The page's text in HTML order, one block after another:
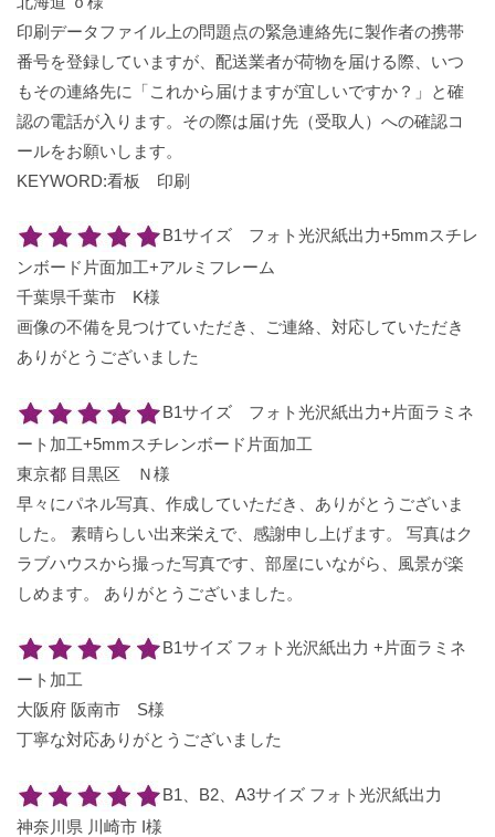
印刷データファイル上の問題点の緊急連絡先に製作者の携帯
番号を登録していますが、配送業者が荷物を届ける際、いつ
もその連絡先に「これから届けますが宜しいですか？」と確
認の電話が入ります。その際は届け先（受取人）への確認コ
ールをお願いします。
KEYWORD:看板 印刷
B1サイズ フォト光沢紙出力+5mmスチレ
ンボード片面加工+アルミフレーム
千葉県千葉市 K様
画像の不備を見つけていただき、ご連絡、対応していただき
ありがとうございました
B1サイズ フォト光沢紙出力+片面ラミネ
ート加工+5mmスチレンボード片面加工
東京都 目黒区 Ｎ様
早々にパネル写真、作成していただき、ありがとうございま
した。 素晴らしい出来栄えで、感謝申し上げます。 写真はク
ラブハウスから撮った写真です、部屋にいながら、風景が楽
しめます。 ありがとうございました。
B1サイズ フォト光沢紙出力 +片面ラミネ
ート加工
大阪府 阪南市 S様
丁寧な対応ありがとうございました
B1、B2、A3サイズ フォト光沢紙出力
神奈川県 川崎市 I様